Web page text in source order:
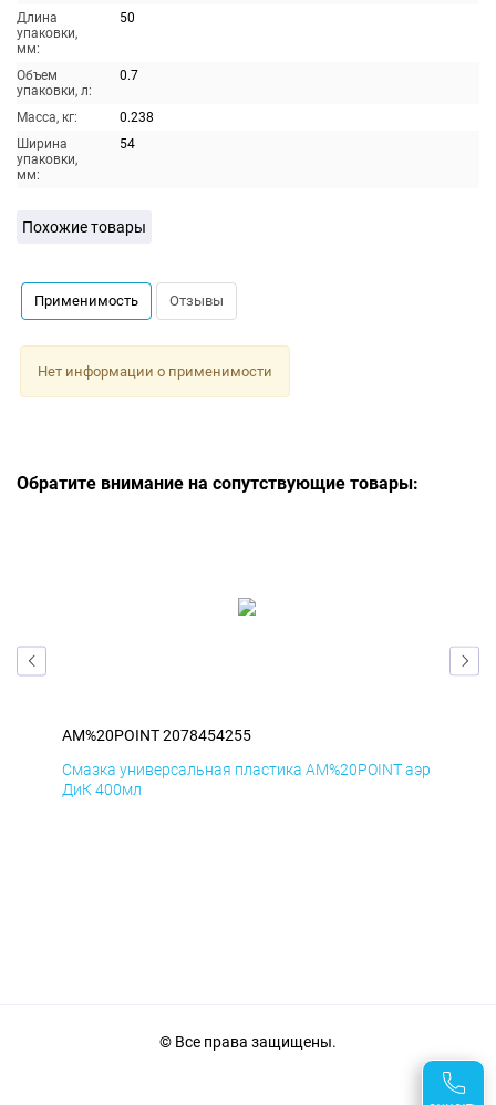
Длина
упаковки,
мм:
50
Объем
упаковки, л:
0.7
Масса, кг:
0.238
Ширина
упаковки,
мм:
54
Похожие товары
Применимость Отзывы
Нет информации о применимости
Обратите внимание на сопутствующие товары:
AM%20POINT 2078454255
Смазка универсальная пластика AM%20POINT аэр
ДиК 400мл
© Все права защищены.